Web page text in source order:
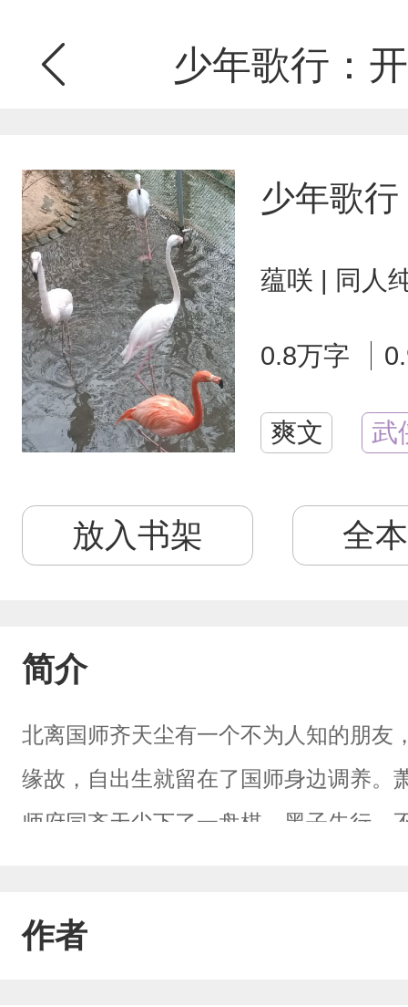
少年歌行：
少年歌
蕴咲 | 同人
0.8万字
爽文 武
放入书架 全
简介
北离国师齐天尘有一个不为人知的朋友
缘故，自出生就留在了国师身边调养。
师府同齐天尘下了一盘棋，黑子先行，
美强惨且有时嘴欠人格，不好意思呀
作者